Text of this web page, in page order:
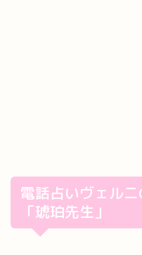
電話占いヴェル
「琥珀先生」